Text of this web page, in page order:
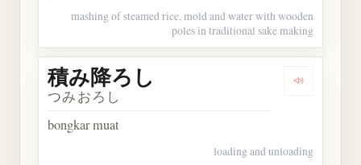
mashing of steamed rice, mold and water with wooden
poles in traditional sake making
Dengarkan
積み降ろし
つみおろし
bongkar muat
loading and unloading